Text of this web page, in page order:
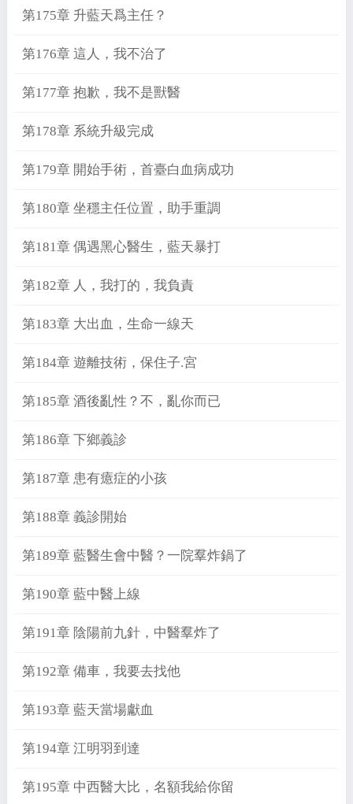
第175章 升藍天爲主任？
第176章 這人，我不治了
第177章 抱歉，我不是獸醫
第178章 系統升級完成
第179章 開始手術，首臺白血病成功
第180章 坐穩主任位置，助手重調
第181章 偶遇黑心醫生，藍天暴打
第182章 人，我打的，我負責
第183章 大出血，生命一線天
第184章 遊離技術，保住子.宮
第185章 酒後亂性？不，亂你而已
第186章 下鄉義診
第187章 患有癔症的小孩
第188章 義診開始
第189章 藍醫生會中醫？一院羣炸鍋了
第190章 藍中醫上線
第191章 陰陽前九針，中醫羣炸了
第192章 備車，我要去找他
第193章 藍天當場獻血
第194章 江明羽到達
第195章 中西醫大比，名額我給你留